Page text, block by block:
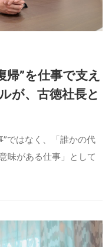
帰”を仕事で支え
が、古徳社長と
ではなく、「誰かの代
味がある仕事」として